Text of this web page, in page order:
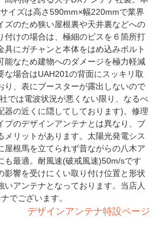
イズは高さ590mm×幅220mmで業界
ズのため狭い屋根裏や天井裏などへの
付けの場合は、極細のビスを６箇所打
具にガチャンと本体をはめ込みボルト
能なため建物へのダメージを極力軽減
な場合はUAH201の背面にスッキリ取
り、表にブースターが露出しないので
では電波状況が悪くない限り、なるべ
器の近くに隠してしております)。修理
プのデザインアンテナとは異なり、ブ
メリットがあります。太陽光発電シス
屋根馬を立てられず昔ながらの八木ア
も最適。耐風速(破戒風速)50m/sです
影響を受けにくい取り付け位置と形状
いアンテナとなっております。当店人
でございます。
デザインアンテナ特設ページ